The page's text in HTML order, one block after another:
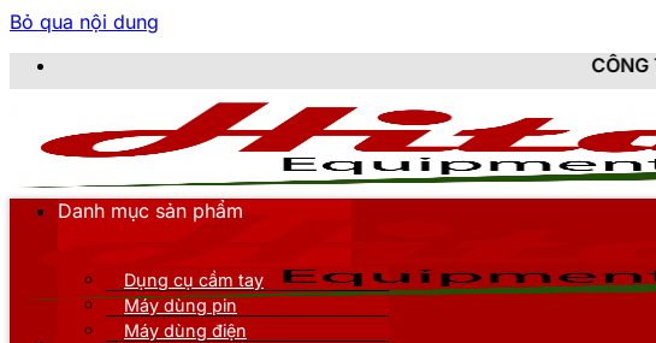
Bỏ qua nội dung
CÔNG TY TNHH
Danh mục sản phẩm
Dụng cụ cầm tay
Máy dùng pin
Máy dùng điện